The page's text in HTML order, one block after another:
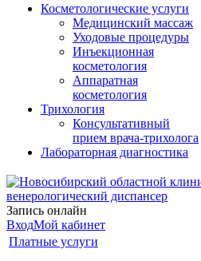
Косметологические услуги
Медицинский массаж
Уходовые процедуры
Инъекционная
косметология
Аппаратная
косметология
Трихология
Консультативный
прием врача-трихолога
Лабораторная диагностика
Запись онлайн
ВходМой кабинет
Платные услуги